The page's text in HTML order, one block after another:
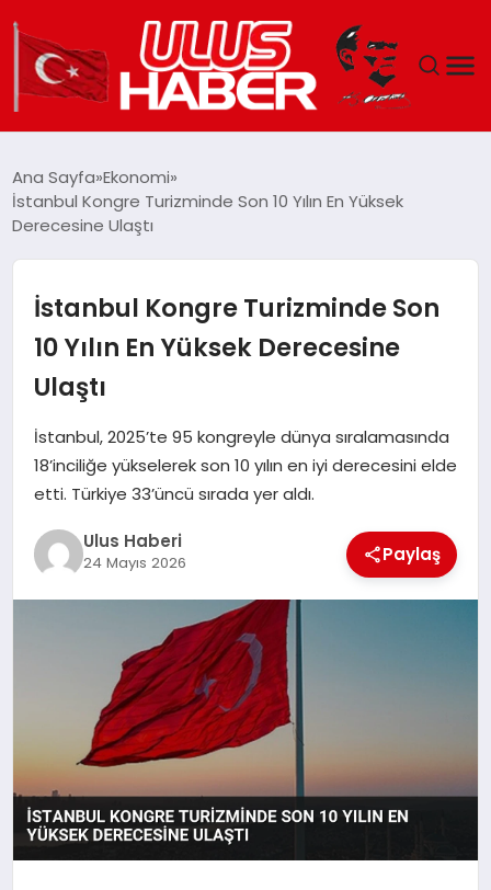
DÜNYA
TEKNOLOJI
EĞITIM
MAGAZIN
SPOR
Ana Sayfa Ekonomi
İstanbul Kongre Turizminde Son 10 Yılın En Yüksek
Derecesine Ulaştı
İstanbul Kongre Turizminde Son
10 Yılın En Yüksek Derecesine
Ulaştı
İstanbul, 2025’te 95 kongreyle dünya sıralamasında
18’inciliğe yükselerek son 10 yılın en iyi derecesini elde
etti. Türkiye 33’üncü sırada yer aldı.
Ulus Haberi
24 Mayıs 2026 Paylaş